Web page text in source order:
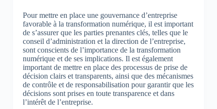
Pour mettre en place une gouvernance d’entreprise
favorable à la transformation numérique, il est important
de s’assurer que les parties prenantes clés, telles que le
conseil d’administration et la direction de l’entreprise,
sont conscients de l’importance de la transformation
numérique et de ses implications. Il est également
important de mettre en place des processus de prise de
décision clairs et transparents, ainsi que des mécanismes
de contrôle et de responsabilisation pour garantir que les
décisions sont prises en toute transparence et dans
l’intérêt de l’entreprise.